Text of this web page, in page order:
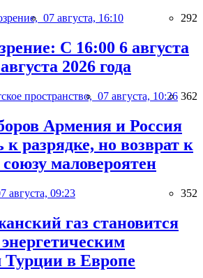
07 августа, 16:10 292
С 16:00 6 августа
2026 года
пространство, 07 августа, 10:26 362
Армения и Россия
разрядке, но возврат к
маловероятен
августа, 09:23 352
газ становится
в Европе